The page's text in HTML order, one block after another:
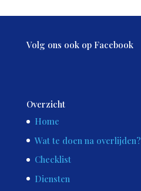
Volg ons ook op Facebook
Overzicht
Home
Wat te doen na overlijden?
Checklist
Diensten